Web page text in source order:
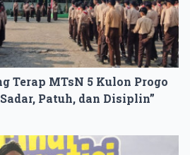
Terap MTsN 5 Kulon Progo
Patuh, dan Disiplin”